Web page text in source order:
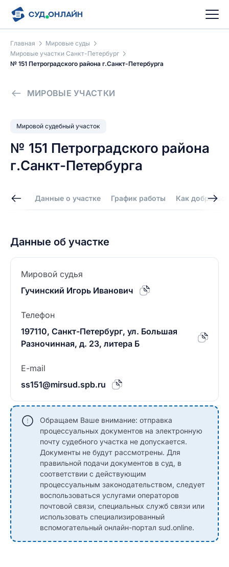
Главная
Мировые суды
Мировые участки Санкт-Петербург
№ 151 Петроградского района г.Санкт-Петербурга
МИРОВЫЕ УЧАСТКИ
Мировой судебный участок
№ 151 Петроградского района
г.Санкт-Петербурга
Данные о участке График работы Как добраться
Данные об участке
Мировой судья
Гучинский Игорь Иванович
Телефон
197110, Санкт-Петербург, ул. Большая
Разночинная, д. 23, литера Б
E-mail
ss151@mirsud.spb.ru
Обращаем Ваше внимание: отправка
процессуальных документов на электронную
почту судебного участка не допускается.
Документы не будут рассмотрены. Для
правильной подачи документов в суд, в
соответствии с действующим
процессуальным законодательством, следует
воспользоваться услугами операторов
почтовой связи, специальных служб связи или
использовать специализированный
вспомогательный онлайн-портал sud.online.